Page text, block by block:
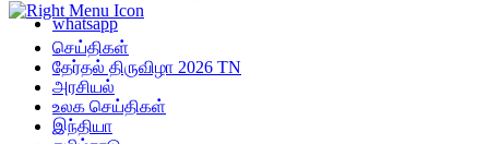
whatsapp
செய்திகள்
தேர்தல் திருவிழா 2026 TN
அரசியல்
உலக செய்திகள்
இந்தியா